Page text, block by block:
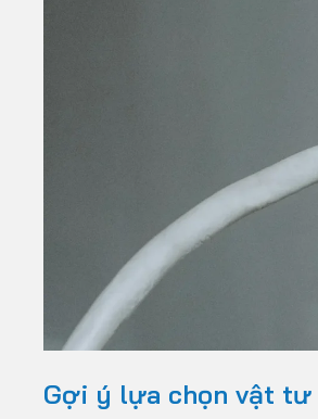
Gợi ý lựa chọn vật tư